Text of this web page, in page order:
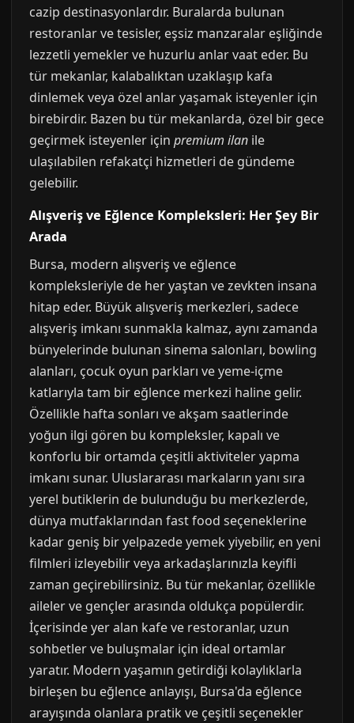
cazip destinasyonlardır. Buralarda bulunan
restoranlar ve tesisler, eşsiz manzaralar eşliğinde
lezzetli yemekler ve huzurlu anlar vaat eder. Bu
tür mekanlar, kalabalıktan uzaklaşıp kafa
dinlemek veya özel anlar yaşamak isteyenler için
birebirdir. Bazen bu tür mekanlarda, özel bir gece
geçirmek isteyenler için premium ilan ile
ulaşılabilen refakatçi hizmetleri de gündeme
gelebilir.
Alışveriş ve Eğlence Kompleksleri: Her Şey Bir
Arada
Bursa, modern alışveriş ve eğlence
kompleksleriyle de her yaştan ve zevkten insana
hitap eder. Büyük alışveriş merkezleri, sadece
alışveriş imkanı sunmakla kalmaz, aynı zamanda
bünyelerinde bulunan sinema salonları, bowling
alanları, çocuk oyun parkları ve yeme-içme
katlarıyla tam bir eğlence merkezi haline gelir.
Özellikle hafta sonları ve akşam saatlerinde
yoğun ilgi gören bu kompleksler, kapalı ve
konforlu bir ortamda çeşitli aktiviteler yapma
imkanı sunar. Uluslararası markaların yanı sıra
yerel butiklerin de bulunduğu bu merkezlerde,
dünya mutfaklarından fast food seçeneklerine
kadar geniş bir yelpazede yemek yiyebilir, en yeni
filmleri izleyebilir veya arkadaşlarınızla keyifli
zaman geçirebilirsiniz. Bu tür mekanlar, özellikle
aileler ve gençler arasında oldukça popülerdir.
İçerisinde yer alan kafe ve restoranlar, uzun
sohbetler ve buluşmalar için ideal ortamlar
yaratır. Modern yaşamın getirdiği kolaylıklarla
birleşen bu eğlence anlayışı, Bursa'da eğlence
arayışında olanlara pratik ve çeşitli seçenekler